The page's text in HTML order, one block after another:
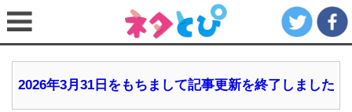
2026年3月31日をもちまして記事更新を終了しました